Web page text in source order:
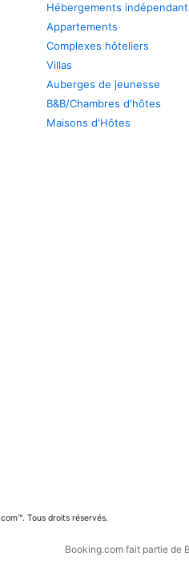
Hébergements
Appartements
Complexes hôteliers
Villas
Auberges de jeunesse
B&B/Chambres d'hôtes
Maisons d'Hôtes
Tous droits réservés.
Booking.com fait partie de